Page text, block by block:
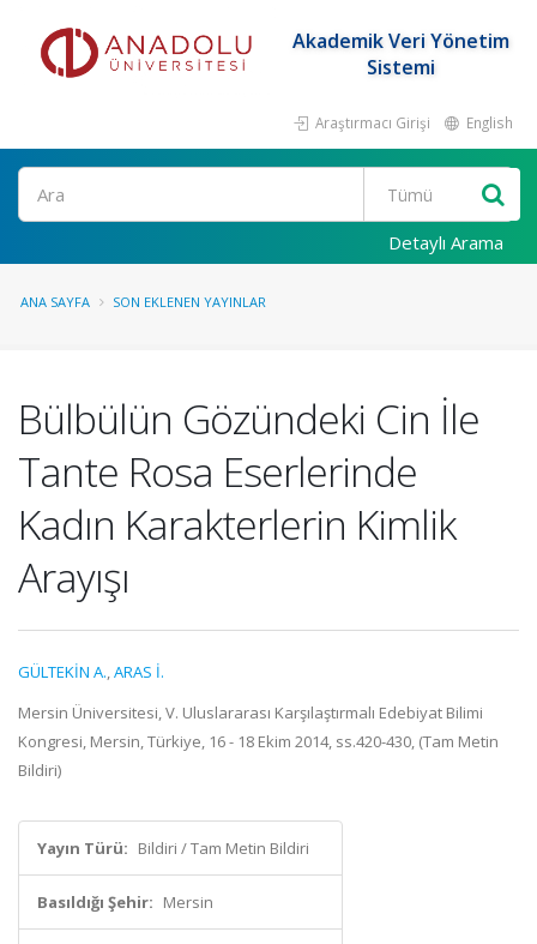
Akademik Veri Yönetim
Sistemi
Araştırmacı Girişi English
Ara
Detaylı Arama
ANA SAYFA SON EKLENEN YAYINLAR
Bülbülün Gözündeki Cin İle
Tante Rosa Eserlerinde
Kadın Karakterlerin Kimlik
Arayışı
GÜLTEKİN A.,ARAS İ.
Mersin Üniversitesi, V. Uluslararası Karşılaştırmalı Edebiyat Bilimi
Kongresi, Mersin, Türkiye, 16 - 18 Ekim 2014, ss.420-430, (Tam Metin
Bildiri)
Yayın Türü: Bildiri / Tam Metin Bildiri
Basıldığı Şehir: Mersin